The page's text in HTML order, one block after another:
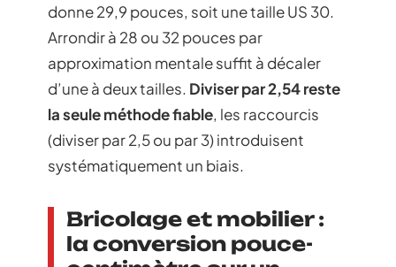
donne 29,9 pouces, soit une taille US 30.
Arrondir à 28 ou 32 pouces par
approximation mentale suffit à décaler
d’une à deux tailles. Diviser par 2,54 reste
la seule méthode fiable, les raccourcis
(diviser par 2,5 ou par 3) introduisent
systématiquement un biais.
Bricolage et mobilier :
la conversion pouce-